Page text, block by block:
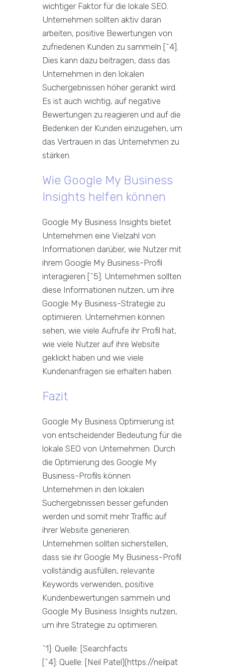
wichtiger Faktor für die lokale SEO.
Unternehmen sollten aktiv daran
arbeiten, positive Bewertungen von
zufriedenen Kunden zu sammeln [^4].
Dies kann dazu beitragen, dass das
Unternehmen in den lokalen
Suchergebnissen höher gerankt wird.
Es ist auch wichtig, auf negative
Bewertungen zu reagieren und auf die
Bedenken der Kunden einzugehen, um
das Vertrauen in das Unternehmen zu
stärken.
Wie Google My Business
Insights helfen können
Google My Business Insights bietet
Unternehmen eine Vielzahl von
Informationen darüber, wie Nutzer mit
ihrem Google My Business-Profil
interagieren [^5]. Unternehmen sollten
diese Informationen nutzen, um ihre
Google My Business-Strategie zu
optimieren. Unternehmen können
sehen, wie viele Aufrufe ihr Profil hat,
wie viele Nutzer auf ihre Website
geklickt haben und wie viele
Kundenanfragen sie erhalten haben.
Fazit
Google My Business Optimierung ist
von entscheidender Bedeutung für die
lokale SEO von Unternehmen. Durch
die Optimierung des Google My
Business-Profils können
Unternehmen in den lokalen
Suchergebnissen besser gefunden
werden und somit mehr Traffic auf
ihrer Website generieren.
Unternehmen sollten sicherstellen,
dass sie ihr Google My Business-Profil
vollständig ausfüllen, relevante
Keywords verwenden, positive
Kundenbewertungen sammeln und
Google My Business Insights nutzen,
um ihre Strategie zu optimieren.
^1]: Quelle: [Searchfacts
[^4]: Quelle: [Neil Patel](https://neilpat